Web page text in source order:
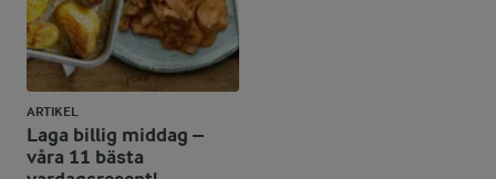
ARTIKEL
Laga billig middag –
våra 11 bästa